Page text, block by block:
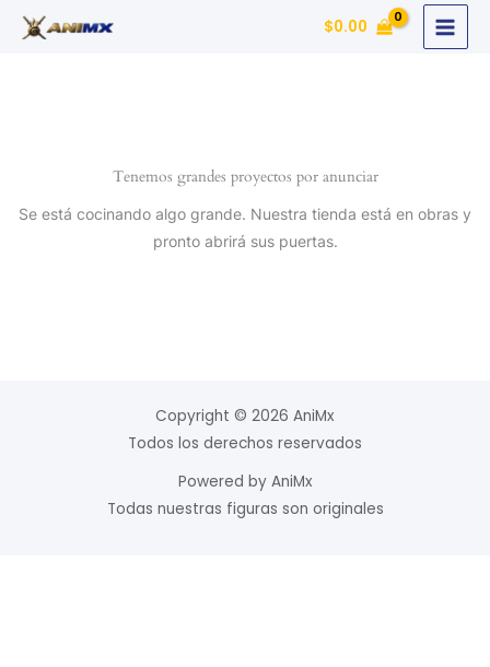
$0.00
Tenemos grandes proyectos por anunciar
Se está cocinando algo grande. Nuestra tienda está en obras y
pronto abrirá sus puertas.
Copyright © 2026 AniMx
Todos los derechos reservados
Powered by AniMx
Todas nuestras figuras son originales